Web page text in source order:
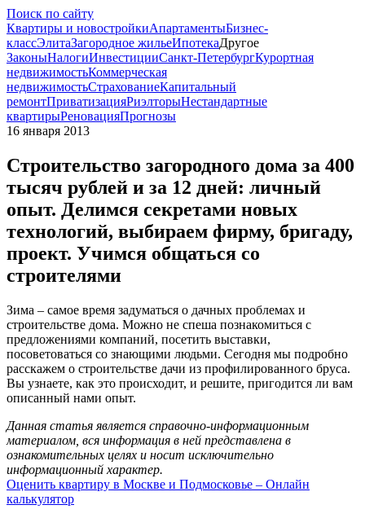
Поиск по сайту
Квартиры и новостройкиАпартаментыБизнес-
классЭлитаЗагородное жильеИпотекаДругое
ЗаконыНалогиИнвестицииСанкт-ПетербургКурортная
недвижимостьКоммерческая
недвижимостьСтрахованиеКапитальный
ремонтПриватизацияРиэлторыНестандартные
квартирыРеновацияПрогнозы
16 января 2013
Строительство загородного дома за 400
тысяч рублей и за 12 дней: личный
опыт. Делимся секретами новых
технологий, выбираем фирму, бригаду,
проект. Учимся общаться со
строителями
Зима – самое время задуматься о дачных проблемах и
строительстве дома. Можно не спеша познакомиться с
предложениями компаний, посетить выставки,
посоветоваться со знающими людьми. Сегодня мы подробно
расскажем о строительстве дачи из профилированного бруса.
Вы узнаете, как это происходит, и решите, пригодится ли вам
описанный нами опыт.
Данная статья является справочно-информационным
материалом, вся информация в ней представлена в
ознакомительных целях и носит исключительно
информационный характер.
Оценить квартиру в Москве и Подмосковье – Онлайн
калькулятор